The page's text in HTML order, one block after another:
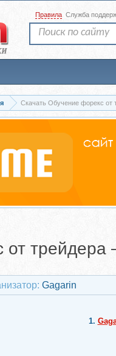
Правила Служба
Скачать Обучение форекс от
трейдера
Gagarin
1.